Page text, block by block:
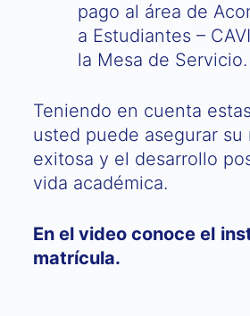
pago al área de
a Estudiantes –
la Mesa de Servicio.
Teniendo en cuenta
usted puede asegurar su
exitosa y el desarrollo
vida académica.
En el video conoce el
matrícula.